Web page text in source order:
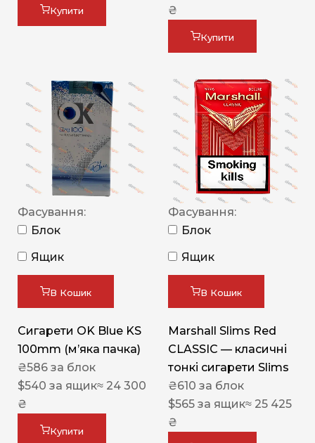
Купити
₴
Купити
Фасування:
Блок
Ящик
В Кошик
Сигарети OK Blue KS
100mm (м’яка пачка)
₴586 за блок
$540 за ящик≈ 24 300
₴
Купити
Фасування:
Блок
Ящик
В Кошик
Marshall Slims Red
CLASSIC — класичні
тонкі сигарети Slims
₴610 за блок
$565 за ящик≈ 25 425
₴